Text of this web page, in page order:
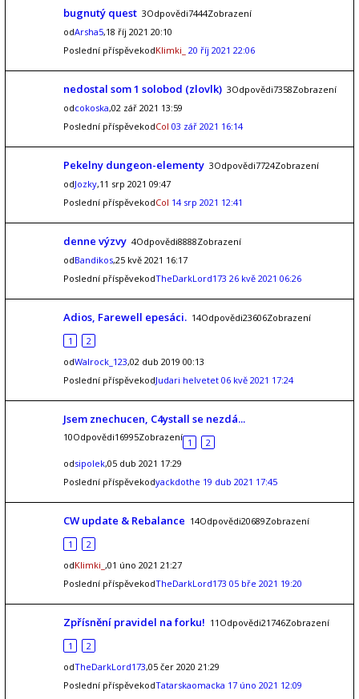
bugnutý quest 3Odpovědi7444Zobrazení
odArsha5,18 říj 2021 20:10
Poslední příspěvekodKlimki_ 20 říj 2021 22:06
nedostal som 1 solobod (zlovlk) 3Odpovědi7358Zobrazení
odcokoska,02 zář 2021 13:59
Poslední příspěvekodCol 03 zář 2021 16:14
Pekelny dungeon-elementy 3Odpovědi7724Zobrazení
odJozky,11 srp 2021 09:47
Poslední příspěvekodCol 14 srp 2021 12:41
denne výzvy 4Odpovědi8888Zobrazení
odBandikos,25 kvě 2021 16:17
Poslední příspěvekodTheDarkLord173 26 kvě 2021 06:26
Adios, Farewell epesáci. 14Odpovědi23606Zobrazení
1
2
odWalrock_123,02 dub 2019 00:13
Poslední příspěvekodJudari helvetet 06 kvě 2021 17:24
Jsem znechucen, C4ystall se nezdá...
10Odpovědi16995Zobrazení 1
2
odsipolek,05 dub 2021 17:29
Poslední příspěvekodyackdothe 19 dub 2021 17:45
CW update & Rebalance 14Odpovědi20689Zobrazení
1
2
odKlimki_ ,01 úno 2021 21:27
Poslední příspěvekodTheDarkLord173 05 bře 2021 19:20
Zpřísnění pravidel na forku! 11Odpovědi21746Zobrazení
1
2
odTheDarkLord173,05 čer 2020 21:29
Poslední příspěvekodTatarskaomacka 17 úno 2021 12:09